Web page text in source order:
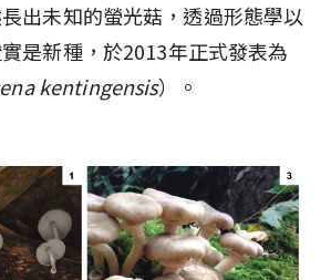
出未知的螢光菇，透過形態學以
是新種，於2013年正式發表為
kentingensis）。